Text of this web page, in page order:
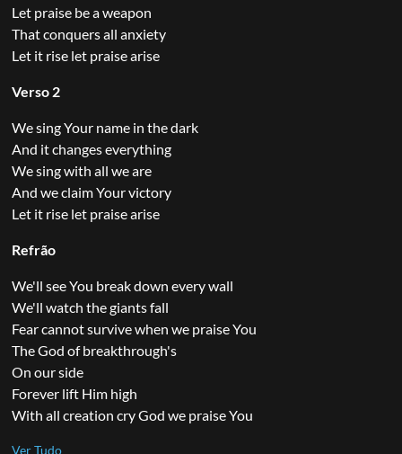
Let praise be a weapon
That conquers all anxiety
Let it rise let praise arise
Verso 2
We sing Your name in the dark
And it changes everything
We sing with all we are
And we claim Your victory
Let it rise let praise arise
Refrão
We'll see You break down every wall
We'll watch the giants fall
Fear cannot survive when we praise You
The God of breakthrough's
On our side
Forever lift Him high
With all creation cry God we praise You